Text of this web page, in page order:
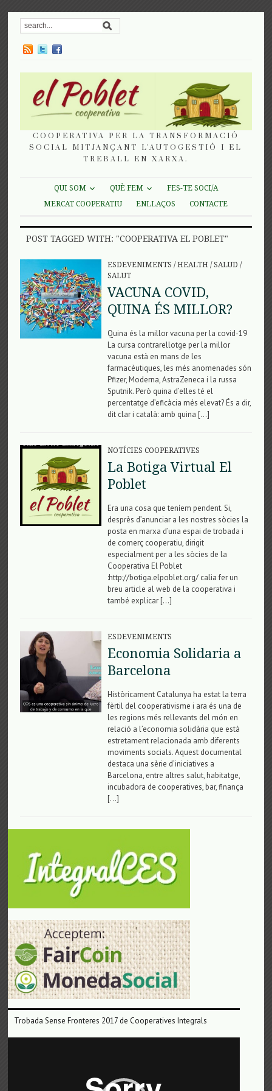
COOPERATIVA PER LA TRANSFORMACIÓ
SOCIAL MITJANÇANT L'AUTOGESTIÓ I EL
TREBALL EN XARXA.
QUI SOM QUÈ FEM
FES-TE SOCI/A
MERCAT COOPERATIU
ENLLAÇOS CONTACTE
POST TAGGED WITH: "COOPERATIVA EL POBLET"
ESDEVENIMENTS /HEALTH /SALUD /
SALUT
VACUNA COVID,
QUINA ÉS MILLOR?
Quina és la millor vacuna per la covid-19
La cursa contrarellotge per la millor
vacuna està en mans de les
farmacèutiques, les més anomenades són
Pfizer, Moderna, AstraZeneca i la russa
Sputnik. Però quina d’elles té el
percentatge d’eficàcia més elevat? És a dir,
dit clar i català: amb quina […]
NOTÍCIES COOPERATIVES
La Botiga Virtual El
Poblet
Era una cosa que teníem pendent. Si,
desprès d’anunciar a les nostres sòcies la
posta en marxa d’una espai de trobada i
de comerç cooperatiu, dirigit
especialment per a les sòcies de la
Cooperativa El Poblet
:http://botiga.elpoblet.org/ calia fer un
breu article al web de la cooperativa i
també explicar […]
ESDEVENIMENTS
Economia Solidaria a
Barcelona
Històricament Catalunya ha estat la terra
fèrtil del cooperativisme i ara és una de
les regions més rellevants del món en
relació a l’economia solidària que està
estretament relacionada amb diferents
moviments socials. Aquest documental
destaca una sèrie d’iniciatives a
Barcelona, entre altres salut, habitatge,
incubadora de cooperatives, bar, finança
[…]
Trobada Sense Fronteres 2017 de Cooperatives Integrals